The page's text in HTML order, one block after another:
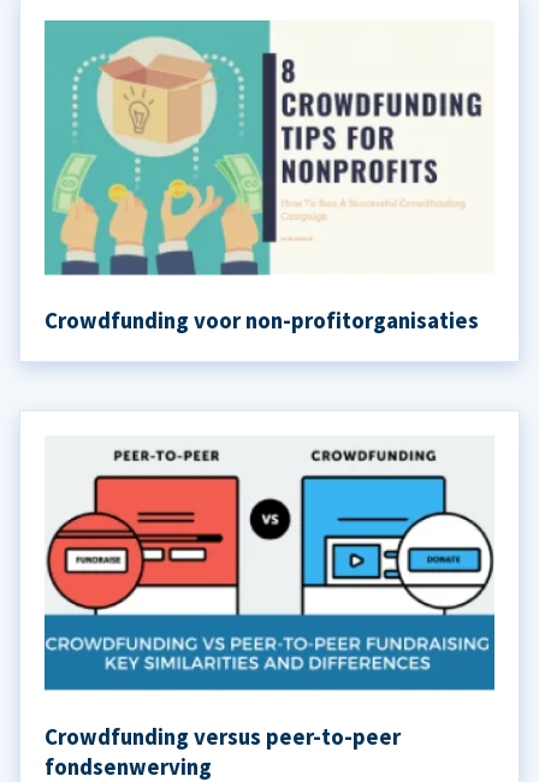
Crowdfunding voor non-profitorganisaties
Crowdfunding versus peer-to-peer
fondsenwerving